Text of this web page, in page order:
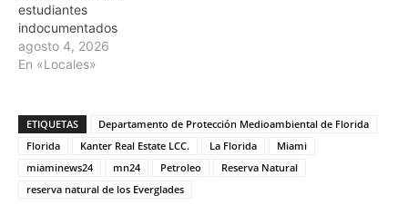
estudiantes
indocumentados
agosto 4, 2026
En «Locales»
ETIQUETAS
Departamento de Protección Medioambiental de Florida
Florida
Kanter Real Estate LCC. La Florida
Miami
miaminews24
mn24 Petroleo
Reserva Natural
reserva natural de los Everglades